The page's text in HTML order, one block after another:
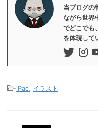
当ブログの
ながら世界
でどこでも
を体現して
-iPad イラスト